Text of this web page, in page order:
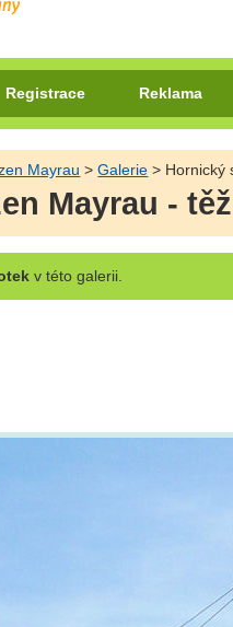
Registrace Reklama
Mayrau >Galerie > Hornický
Mayrau -
v této galerii.